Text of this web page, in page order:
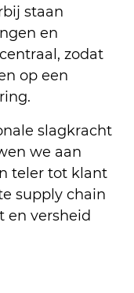
staan
en
zodat
op een
slagkracht
we aan
teler tot klant
supply chain
en versheid